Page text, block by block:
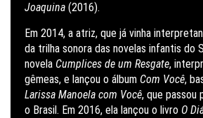
Joaquina (2016).
Em 2014, a atriz, que já vinha
da trilha sonora das novelas infantis do
novela Cumplices de um Resgate,
gêmeas, e lançou o álbum Com Você,
Larissa Manoela com Você, que passou
o Brasil. Em 2016, ela lançou o livro O